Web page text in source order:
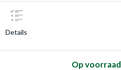
Details
Op voorraad